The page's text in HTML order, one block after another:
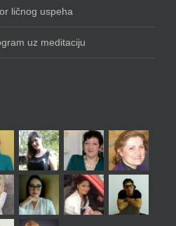
ličnog uspeha
uz meditaciju